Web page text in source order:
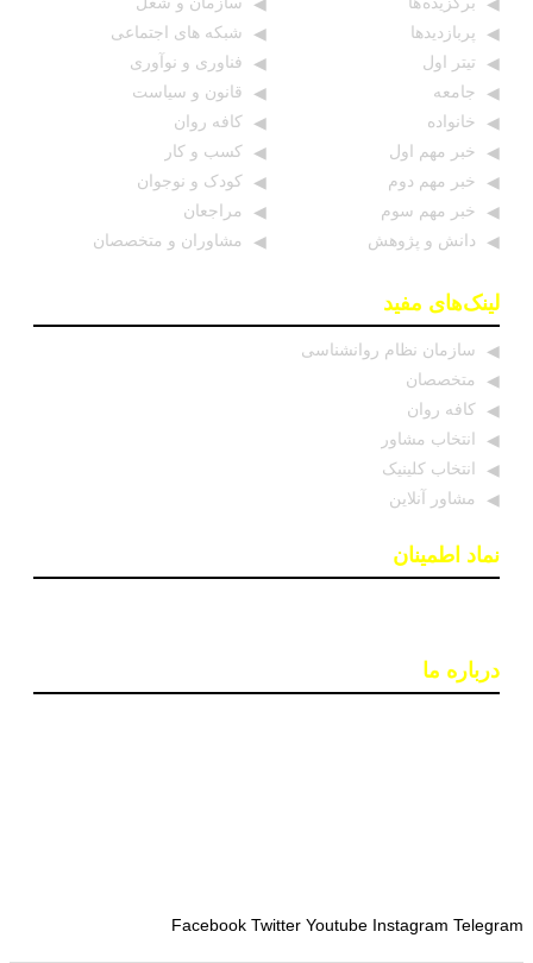
پربازدیدها
تیتر اول
جامعه
خانواده
خبر مهم اول
خبر مهم دوم
خبر مهم سوم
دانش و پژوهش
شبکه های اجتماعی
فناوری و نوآوری
قانون و سیاست
کافه روان
کسب و کار
کودک و نوجوان
مراجعان
مشاوران و متخصصان
لینک‌های مفید
سازمان نظام روانشناسی
متخصصان
کافه روان
انتخاب مشاور
انتخاب کلینیک
مشاور آنلاین
نماد اطمینان
درباره ما
Facebook Twitter Youtube Instagram Telegram